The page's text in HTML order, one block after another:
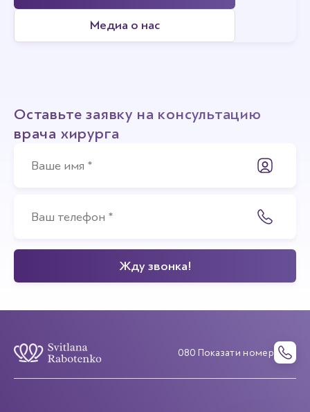
Медиа о нас
Оставьте заявку на консультацию
врача хирурга
080 Показати номер